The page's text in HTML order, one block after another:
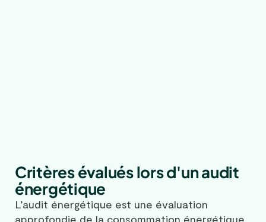
Critères évalués lors d'un audit
énergétique
L’audit énergétique est une évaluation
approfondie de la consommation énergétique